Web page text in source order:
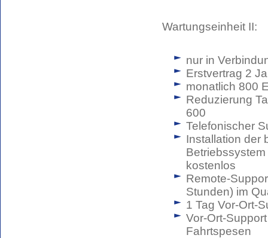
Wartungseinheit II:
nur in
Erstvertrag 2
monatlich 800
Reduzierung
600
Telefonischer
Installation der
kostenlos
Remote-
Stunden) im
1 Tag Vor-Ort-
Vor-Ort-
Fahrtspesen